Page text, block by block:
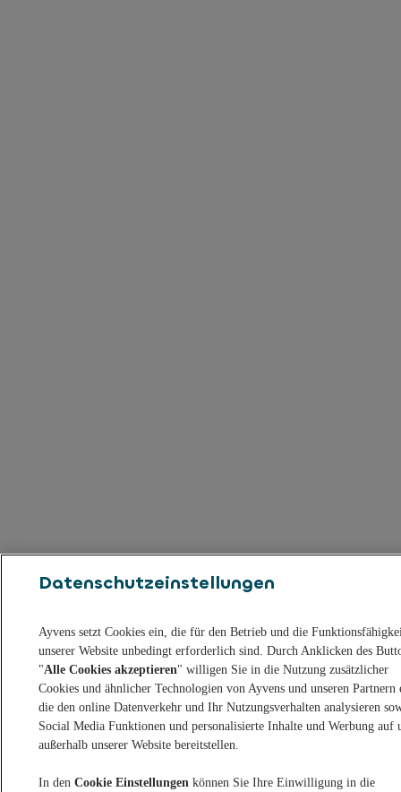
Datenschutzeinstellungen
Ayvens setzt Cookies ein, die für den Betrieb und die
unserer Website unbedingt erforderlich sind. Durch Anklicken des
"Alle Cookies akzeptieren" willigen Sie in die Nutzung zusätzlicher
Cookies und ähnlicher Technologien von Ayvens und unseren Partnern
die den online Datenverkehr und Ihr Nutzungsverhalten analysieren
Social Media Funktionen und personalisierte Inhalte und Werbung auf
außerhalb unserer Website bereitstellen.
In den Cookie Einstellungenkönnen Sie Ihre Einwilligung in die